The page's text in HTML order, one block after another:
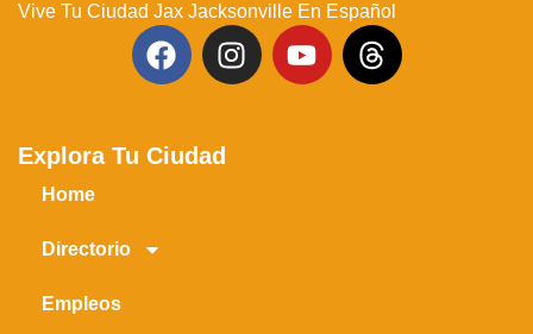
Vive Tu Ciudad Jax Jacksonville En Español
Explora Tu Ciudad
Home
Directorio
Empleos